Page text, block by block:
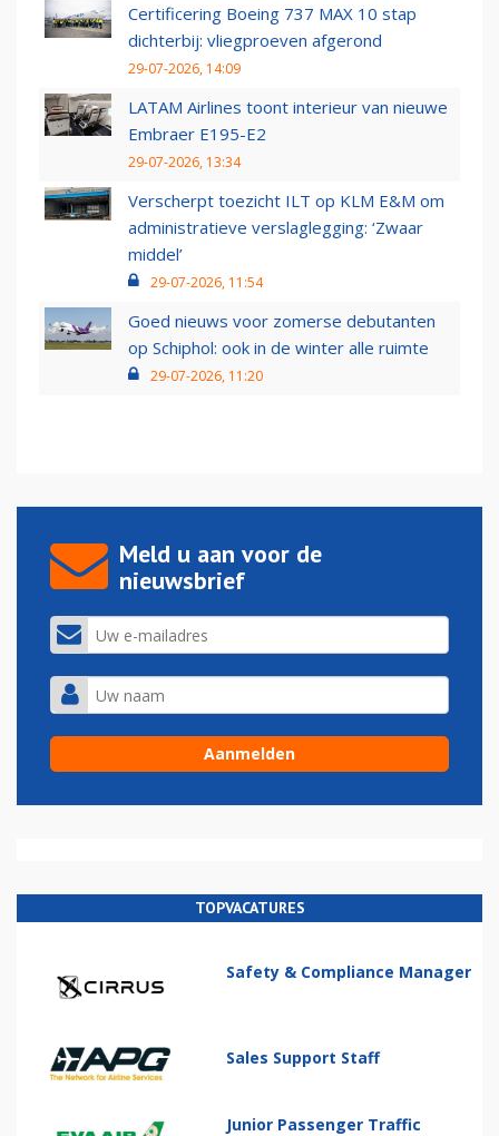
Certificering Boeing 737 MAX 10 stap
dichterbij: vliegproeven afgerond
29-07-2026, 14:09
LATAM Airlines toont interieur van nieuwe
Embraer E195-E2
29-07-2026, 13:34
Verscherpt toezicht ILT op KLM E&M om
administratieve verslaglegging: ‘Zwaar
middel’
29-07-2026, 11:54
Goed nieuws voor zomerse debutanten
op Schiphol: ook in de winter alle ruimte
29-07-2026, 11:20
Meld u aan voor de
nieuwsbrief
TOPVACATURES
Safety & Compliance Manager
Sales Support Staff
Junior Passenger Traffic